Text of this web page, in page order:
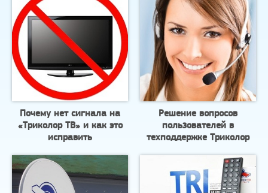
Почему нет сигнала на
«Триколор ТВ» и как это
исправить
Решение вопросов
пользователей в
техподдержке Триколор